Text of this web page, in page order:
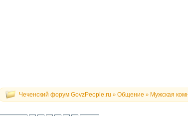
Чеченский форум GovzPeople.ru » Общение » Мужская